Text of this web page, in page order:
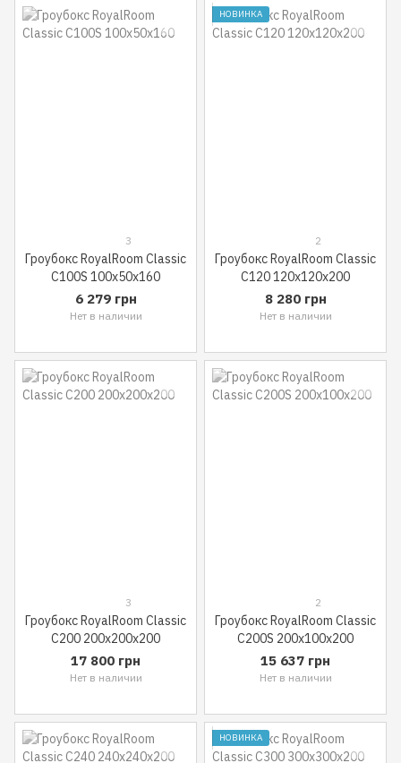
3
Гроубокс RoyalRoom Classic
C100S 100x50x160
6 279 грн
Нет в наличии
НОВИНКА
2
Гроубокс RoyalRoom Classic
C120 120x120x200
8 280 грн
Нет в наличии
3
Гроубокс RoyalRoom Classic
C200 200x200x200
17 800 грн
Нет в наличии
2
Гроубокс RoyalRoom Classic
C200S 200x100x200
15 637 грн
Нет в наличии
НОВИНКА